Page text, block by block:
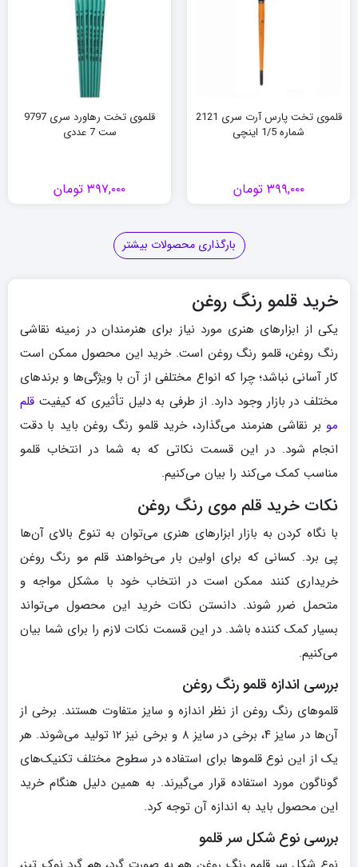
قلموی تخت پارس آرت سری 2121
شماره 1/5 اینچی
۳۹۹,۰۰۰ تومان
قلموی تخت رهاورد سری 9797
ست 7 عددی
۳۹۷,۰۰۰ تومان
بارگذاری محصولات بیشتر
خرید قلمو رنگ روغن
یکی از ابزارهای هنری مورد نیاز برای هنرمندان در زمینه نقاشی
رنگ روغن، قلمو رنگ روغن است. خرید این محصول ممکن است
کار آسانی نباشد؛ چرا که انواع مختلفی از آن با ویژگی‌ها و برندهای
مختلف در بازار وجود دارد. از طرفی به دلیل تأثیری که کیفیت قلم
مو بر نقاشی هنرمند می‌گذارد، خرید قلمو رنگ روغن باید با دقت
انجام شود. در این قسمت نکاتی که به شما در انتخاب قلمو
مناسب کمک می‌کند را بیان می‌کنیم.
نکات خرید قلم موی رنگ روغن
با نگاه کردن به بازار ابزارهای هنری می‌توان به تنوع بالای آن‌ها
پی برد. کسانی که برای اولین بار می‌خواهند قلم مو رنگ روغن
خریداری کنند ممکن است در انتخاب خود با مشکل مواجه و
متحمل ضرر شوند. دانستن نکات خرید این محصول می‌تواند
بسیار کمک کننده باشد. در این قسمت نکات لازم را برای شما بیان
می‌کنیم.
بررسی اندازه قلمو رنگ روغن
قلموهای رنگ روغن از نظر اندازه و سایز متفاوت هستند. برخی از
آن‌ها در سایز ۴، برخی در سایز ۸ و برخی نیز ۱۲ تولید می‌شوند. هر
یک از این نوع قلموها برای استفاده در سطوح مختلف تکنیک‌های
گوناگون مورد استفاده قرار می‌گیرند. به همین دلیل هنگام خرید
این محصول باید به اندازه آن توجه کرد.
بررسی نوع شکل سر قلمو